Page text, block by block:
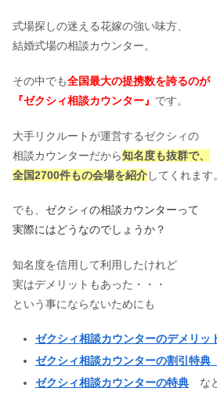
式場探しの迷える花嫁の強い味方、
結婚式場の相談カウンター。
その中でも全国最大の提携数を誇るのが
『ゼクシィ相談カウンター』 です。
大手リクルートが運営するゼクシィの
相談カウンターだから知名度も抜群で、
全国2700件もの会場を紹介してくれます。
でも、 ゼクシィの相談カウンターって
実際にはどうなのでしょうか？
知名度を信用して利用したけれど
実はデメリットもあった・・・
という事にならないためにも
ゼクシィ相談カウンターのデメリッ
ゼクシィ相談カウンターの割引特典
ゼクシィ相談カウンターの特典な